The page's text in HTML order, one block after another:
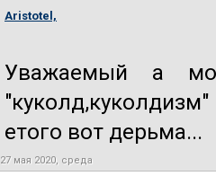
Aristotel,
Уважаемый а
етого вот дерьма...
27 мая 2020, среда